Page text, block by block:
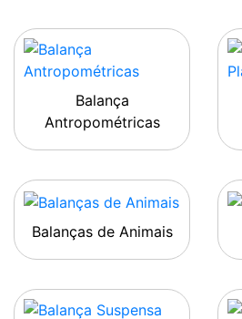
Balança
Antropométricas
Balanças de Animais